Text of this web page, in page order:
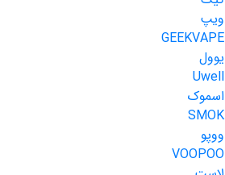
ویپ
GEEKVAPE
یوول
Uwell
اسموک
SMOK
ووپو
VOOPOO